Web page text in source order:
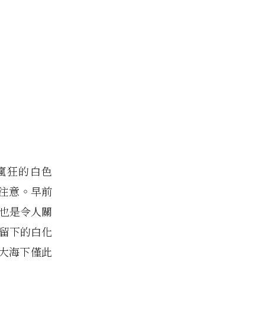
狂的白色
意。早前
是令人關
下的白化
海下僅此